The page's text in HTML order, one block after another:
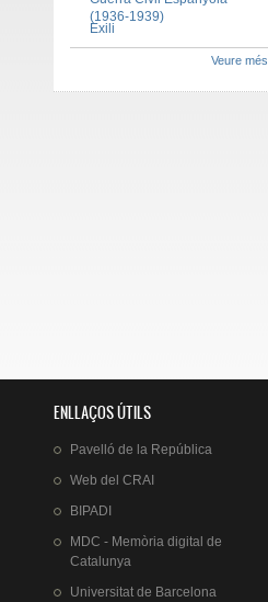
(1936-1939)
Exili
Veure més
ENLLAÇOS ÚTILS
Pavelló de la República
Web del CRAI
BIPADI
MDC - Memòria digital de
Catalunya
Universitat de Barcelona